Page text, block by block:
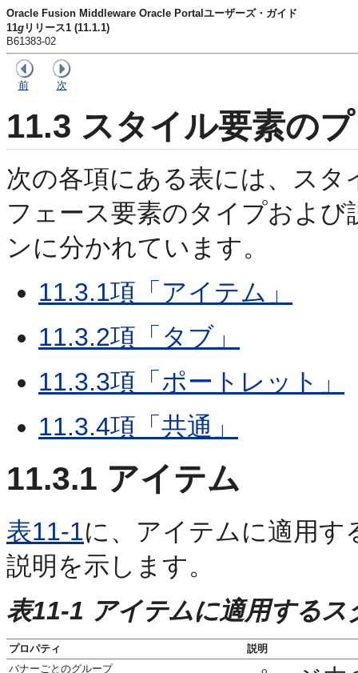
Oracle Fusion Middleware Oracle Portalユーザーズ・ガイド
11g リリース1 (11.1.1)
B61383-02
前 次
11.3 スタイル要素の
次の各項にある表には、ス
フェース要素のタイプおよ
ンに分かれています。
11.3.1項「アイテム」
11.3.2項「タブ」
11.3.3項「ポートレット」
11.3.4項「共通」
11.3.1 アイテム
表11-1に、アイテムに適用
説明を示します。
表11-1 アイテムに適用する
プロパティ
説明
バナーごとのグループ